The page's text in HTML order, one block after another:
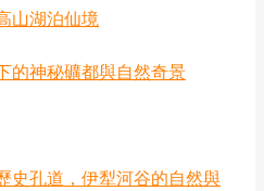
山湖泊仙境
的神秘礦都與自然奇景
史孔道，伊犁河谷的自然與